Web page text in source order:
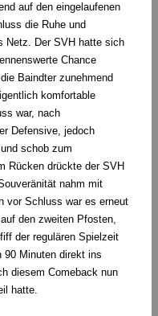
auf den eingelaufenen
die Ruhe und
Netz. Der SVH hatte sich
Chance
Baindter zunehmend
komfortable
war, nach
Defensive, jedoch
schob zum
Rücken drückte der SVH
nahm mit
vor Schluss war es erneut
den zweiten Pfosten,
der regulären Spielzeit
90 Minuten direkt ins
diesem Comeback nun
hatte.